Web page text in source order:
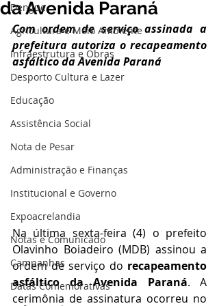
Dengue
Agricultura e Meio Ambiente
Infraestrutura e Obras
Desporto Cultura e Lazer
Educação
Assistência Social
Nota de Pesar
Administração e Finanças
Institucional e Governo
Expoacrelandia
Notas e Comunicado
Campanhas
Datas Comemorativas
da Avenida Paraná
Com ordem de serviço assinada a
prefeitura autoriza o recapeamento
asfáltico da Avenida Paraná
Na última sexta-feira (4) o prefeito
Olavinho Boiadeiro (MDB) assinou a
ordem de serviço do recapeamento
asfáltico da Avenida Paraná. A
cerimônia de assinatura ocorreu no